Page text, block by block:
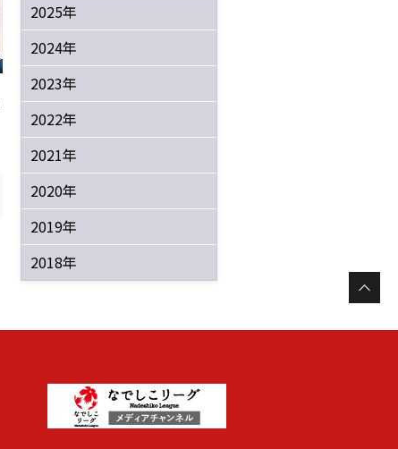
2025年
2024年
2023年
2022年
2021年
2020年
2019年
2018年